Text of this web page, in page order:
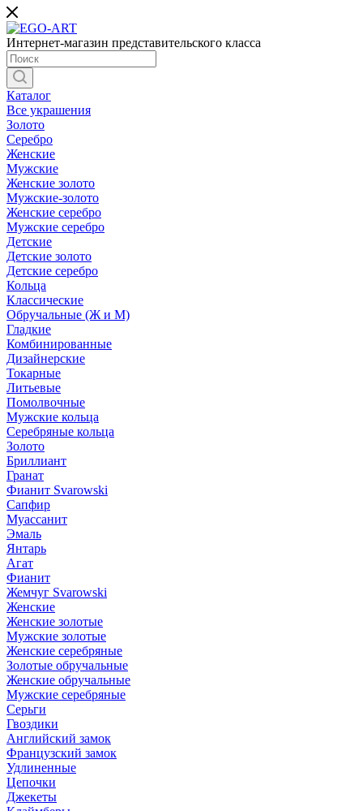
Интернет-магазин представительского класса
Каталог
Все украшения
Золото
Серебро
Женские
Мужские
Женские золото
Мужские-золото
Женские серебро
Мужские серебро
Детские
Детские золото
Детские серебро
Кольца
Классические
Обручальные (Ж и М)
Гладкие
Комбинированные
Дизайнерские
Токарные
Литьевые
Помолвочные
Мужские кольца
Серебряные кольца
Золото
Бриллиант
Гранат
Фианит Svarowski
Сапфир
Муассанит
Эмаль
Янтарь
Агат
Фианит
Жемчуг Svarowski
Женские
Женские золотые
Мужские золотые
Женские серебряные
Золотые обручальные
Женские обручальные
Мужские серебряные
Серьги
Гвоздики
Английский замок
Французский замок
Удлиненные
Цепочки
Джекеты